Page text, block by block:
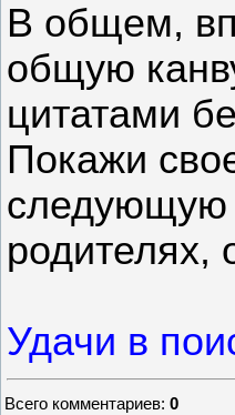
В общем,
общую
цитатами
Покажи
следующую
родителях,
Удачи в
Всего комментариев: 0